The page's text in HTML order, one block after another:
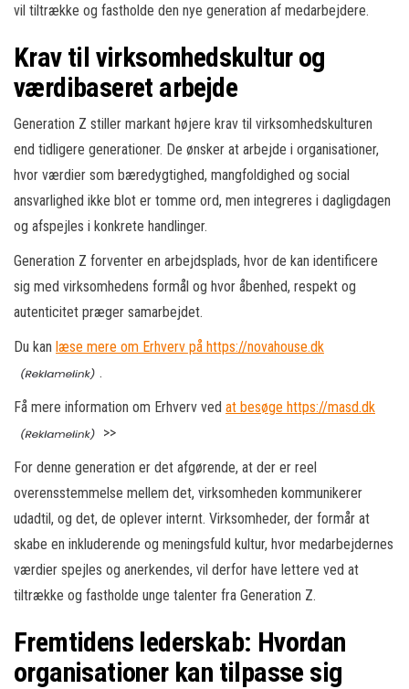
vil tiltrække og fastholde den nye generation af medarbejdere.
Krav til virksomhedskultur og
værdibaseret arbejde
Generation Z stiller markant højere krav til virksomhedskulturen
end tidligere generationer. De ønsker at arbejde i organisationer,
hvor værdier som bæredygtighed, mangfoldighed og social
ansvarlighed ikke blot er tomme ord, men integreres i dagligdagen
og afspejles i konkrete handlinger.
Generation Z forventer en arbejdsplads, hvor de kan identificere
sig med virksomhedens formål og hvor åbenhed, respekt og
autenticitet præger samarbejdet.
Du kan læse mere om Erhverv på https://novahouse.dk
.
Få mere information om Erhverv ved at besøge https://masd.dk
>>
For denne generation er det afgørende, at der er reel
overensstemmelse mellem det, virksomheden kommunikerer
udadtil, og det, de oplever internt. Virksomheder, der formår at
skabe en inkluderende og meningsfuld kultur, hvor medarbejdernes
værdier spejles og anerkendes, vil derfor have lettere ved at
tiltrække og fastholde unge talenter fra Generation Z.
Fremtidens lederskab: Hvordan
organisationer kan tilpasse sig